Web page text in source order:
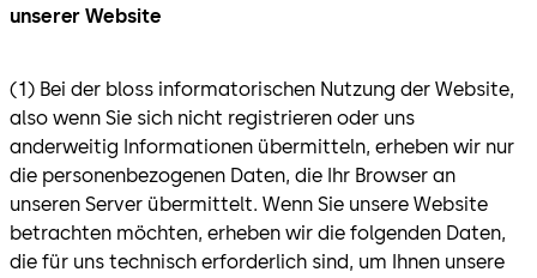
unserer Website
(1) Bei der bloss informatorischen Nutzung der Website,
also wenn Sie sich nicht registrieren oder uns
anderweitig Informationen übermitteln, erheben wir nur
die personenbezogenen Daten, die Ihr Browser an
unseren Server übermittelt. Wenn Sie unsere Website
betrachten möchten, erheben wir die folgenden Daten,
die für uns technisch erforderlich sind, um Ihnen unsere